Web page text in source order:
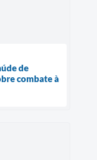
de
combate à